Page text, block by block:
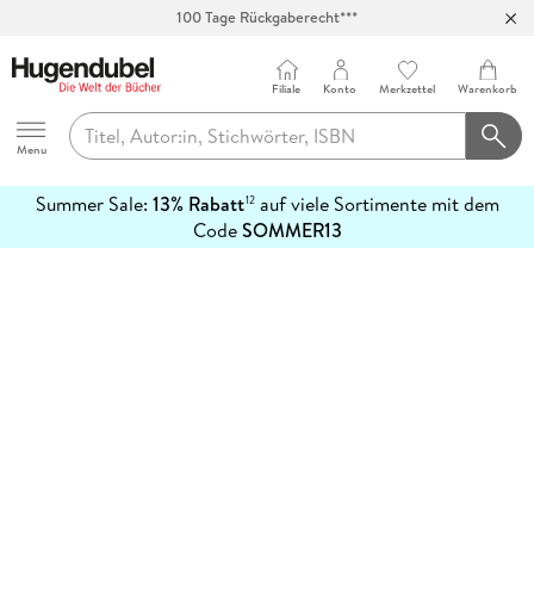
100 Tage Rückgaberecht***
Hugendubel
Menu
Filiale Konto Merkzettel Warenkorb
Summer Sale: 13% Rabatt12auf viele Sortimente mit dem
CodeSOMMER13
erfahren